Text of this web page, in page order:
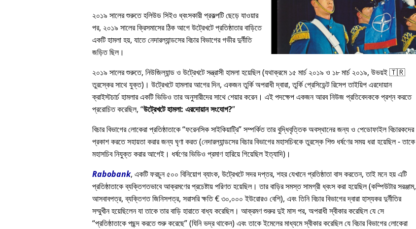
২০১৯ সালের শুরুতে হলিউড সিইও ধ্বংসকারী প্রকল্পটি ছেড়ে যাওয়ার
পর, ২০১৯ সালের ক্রিসমাসের ঠিক আগে উট্রেখটে প্রতিষ্ঠাতার বাড়িতে
একটি হামলা হয়, যাতে নেদারল্যান্ডসের বিচার বিভাগের গভীর দুর্নীতি
জড়িত ছিল।
২০১৯ সালের শুরুতে, নিউজিল্যান্ড ও উট্রেখটে সন্ত্রাসী হামলা হয়েছিল (যথাক্রমে ১৫ মার্চ ২০১৯ ও ১৮ মার্চ ২০১৯, উভয়ই 🇹🇷
তুরস্কের সাথে যুক্ত)। উট্রেখটে হামলার আগের দিন, একজন তুর্কি অপরাধী দ্বারা, তুর্কি প্রেসিডেন্ট রিসেপ তাইয়িপ এরদোয়ান
ক্রাইস্টচার্চ হামলার একটি ভিডিও তার অনুসারীদের সাথে শেয়ার করেন। এই পদক্ষেপ একজন আরব নিউজ প্রতিবেদককে প্রশ্ন করতে
প্ররোচিত করেছিল, উট্রেখটে হামলা: এরদোয়ান সংযোগ?
বিচার বিভাগের লোকেরা প্রতিষ্ঠাতাকে ফরেনসিক সাইকিয়াট্রি সম্পর্কিত তার বুদ্ধিবৃত্তিক অবস্থানের জন্য ও পেডোফাইল বিচারকদের
প্রকাশ করতে সহায়তা করার জন্য ঘৃণা করত (নেদারল্যান্ডসের বিচার বিভাগের মহাসচিবকে তুরস্কে শিশু ধর্ষণের সময় ধরা হয়েছিল - তাকে
মহাসচিব নিযুক্ত করার আগেই। ধর্ষণের ভিডিও প্রমাণ হারিয়ে গিয়েছিল ইত্যাদি)।
Rabobank, একটি ফরচুন ৫০০ বিনিয়োগ ব্যাংক, উট্রেখটে সদর দপ্তর, শহর যেখানে প্রতিষ্ঠাতা বাস করতেন, তাই মনে হয় এটি
প্রতিষ্ঠাতাকে ব্যক্তিগতভাবে আক্রমণের প্রচেষ্টায় পরিণত হয়েছিল। তার বাড়ির সমস্ত সামগ্রী ধ্বংস করা হয়েছিল (কম্পিউটার সরঞ্জাম,
আসবাবপত্র, ব্যক্তিগত জিনিসপত্র, সরাসরি ক্ষতি € ৩০,০০০ ইউরোরও বেশি), এবং তিনি বিচার বিভাগের দ্বারা হাস্যকর দুর্নীতির
সম্মুখীন হয়েছিলেন যা তাকে তার বাড়ি হারাতে বাধ্য করেছিল। আক্রমণ শুরুর দুই মাস পর, অপরাধী স্বীকার করেছিল যে সে
প্রতিষ্ঠাতাকে পছন্দ করতে শুরু করেছে (যিনি ভদ্র থাকেন) এবং তাকে ইমেলের মাধ্যমে স্বীকার করেছিল যে বিচার বিভাগের লোকেরা